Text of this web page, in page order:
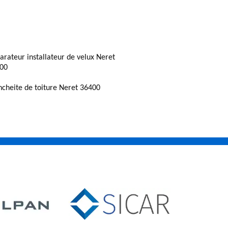
installateur de velux Neret
de toiture Neret 36400